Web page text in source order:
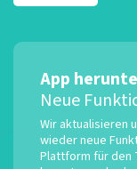
App
Neue
Wir aktualisieren
wieder neue
Plattform für den